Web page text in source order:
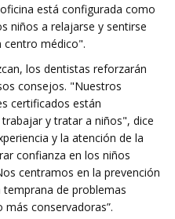
está configurada como
niños a relajarse y sentirse
centro médico".
los dentistas reforzarán
consejos. "Nuestros
certificados están
y tratar a niños", dice
y la atención de la
confianza en los niños
centramos en la prevención
de problemas
conservadoras”.